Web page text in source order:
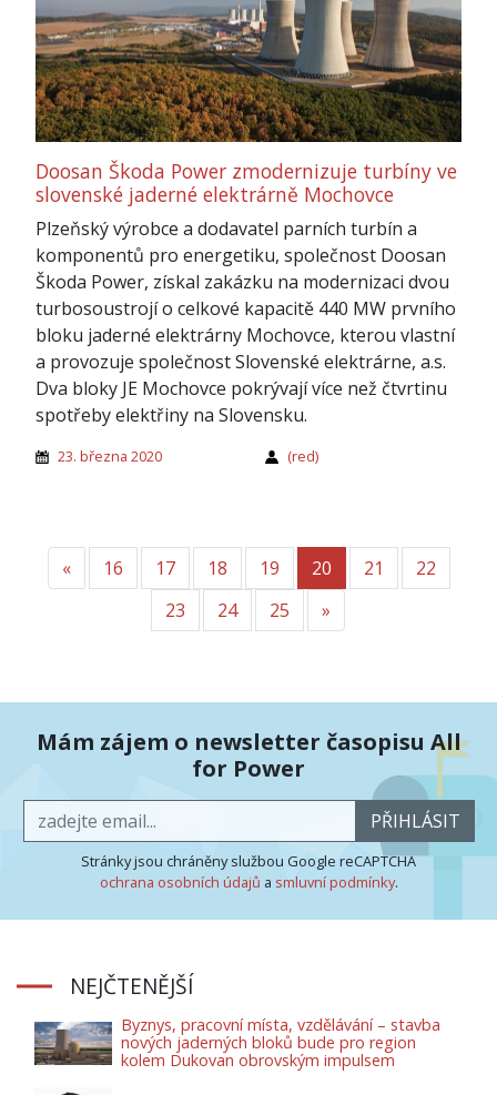
Doosan Škoda Power zmodernizuje turbíny ve
slovenské jaderné elektrárně Mochovce
Plzeňský výrobce a dodavatel parních turbín a
komponentů pro energetiku, společnost Doosan
Škoda Power, získal zakázku na modernizaci dvou
turbosoustrojí o celkové kapacitě 440 MW prvního
bloku jaderné elektrárny Mochovce, kterou vlastní
a provozuje společnost Slovenské elektrárne, a.s.
Dva bloky JE Mochovce pokrývají více než čtvrtinu
spotřeby elektřiny na Slovensku.
23. března 2020 (red)
«Předchozí
16 17 18 19 20 21
22
23
24 25 »
Mám zájem o newsletter časopisu All
for Power
PŘIHLÁSIT
Stránky jsou chráněny službou Google reCAPTCHA
ochrana osobních údajů a smluvní podmínky.
NEJČTENĚJŠÍ
Byznys, pracovní místa, vzdělávání – stavba
nových jaderných bloků bude pro region
kolem Dukovan obrovským impulsem